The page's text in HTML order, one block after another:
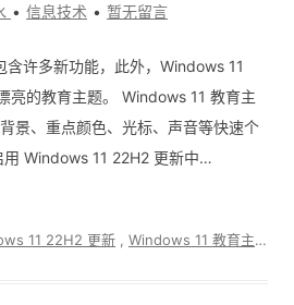
信息技术 暂无留言
许多新功能，此外，Windows 11
亮的教育主题。 Windows 11 教育主
景、重点颜色、光标、声音等快速个
Windows 11 22H2 更新中…
11 22H2 更新 Windows 11 教育主题